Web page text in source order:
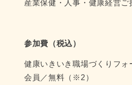
産業保健・人事・健康経営
参加費（税込）
健康いきいき職場づくりフ
会員／無料（※2）